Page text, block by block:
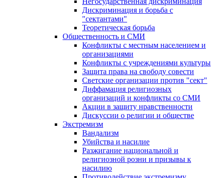
Дискриминация и борьба с
"сектантами"
Теоретическая борьба
Общественность и СМИ
Конфликты с местным населением и
организациями
Конфликты с учреждениями культуры
Защита права на свободу совести
Светские организации против "сект"
Диффамация религиозных
организаций и конфликты со СМИ
Акции в защиту нравственности
Дискуссии о религии и обществе
Экстремизм
Вандализм
Убийства и насилие
Разжигание национальной и
религиозной розни и призывы к
насилию